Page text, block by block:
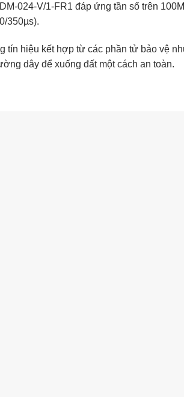
024-V/1-FR1 đáp ứng tần số trên
350µs).
tín hiệu kết hợp từ các phần tử bảo vệ
dây để xuống đất một cách an toàn.